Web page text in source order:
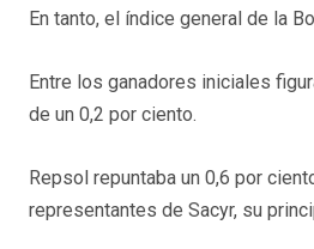
En tanto, el índice general de la
Entre los ganadores iniciales
de un 0,2 por ciento.
Repsol repuntaba un 0,6 por
representantes de Sacyr, su